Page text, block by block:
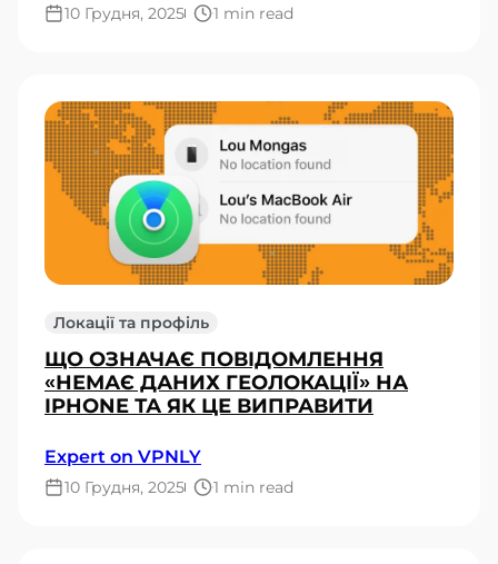
10 Грудня, 2025 1 min read
Локації та профіль
ЩО ОЗНАЧАЄ ПОВІДОМЛЕННЯ
«НЕМАЄ ДАНИХ ГЕОЛОКАЦІЇ» НА
IPHONE ТА ЯК ЦЕ ВИПРАВИТИ
Expert on VPNLY
10 Грудня, 2025 1 min read